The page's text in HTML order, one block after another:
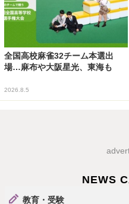
全国高校麻雀32チーム本選出
場…麻布や大阪星光、東海も
2026.8.5
NEWS
教育・受験